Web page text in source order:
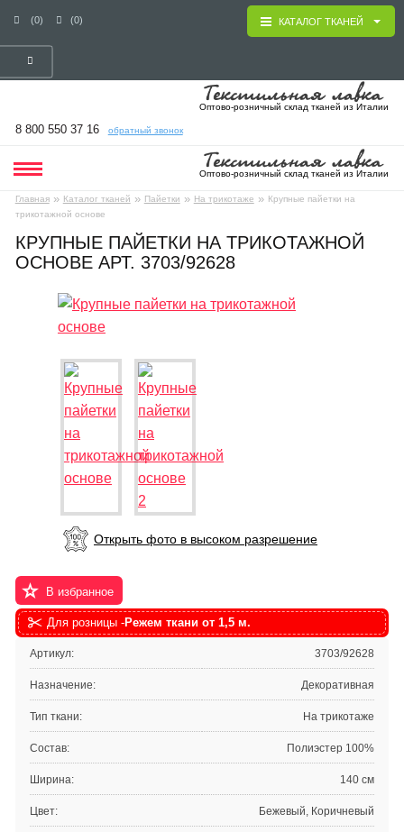
(0) (0)
Оптово-розничный склад тканей из Италии
8 800 550 37 16 обратный звонок
Оптово-розничный склад тканей из Италии
Главная » Каталог тканей » Пайетки » На трикотаже » Крупные пайетки на
трикотажной основе
КАТАЛОГ ТКАНЕЙ
КРУПНЫЕ ПАЙЕТКИ НА ТРИКОТАЖНОЙ
ОСНОВЕ АРТ. 3703/92628
Открыть фото в высоком разрешение
В избранное
Для розницы -Режем ткани от 1,5 м.
Артикул: 3703/92628
Назначение: Декоративная
Тип ткани: На трикотаже
Состав: Полиэстер 100%
Ширина: 140 см
Цвет: Бежевый, Коричневый